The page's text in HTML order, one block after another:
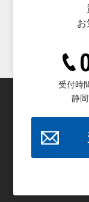
お
受付時
静